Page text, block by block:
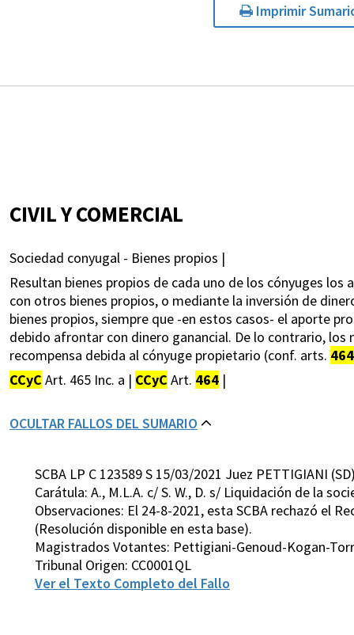
Imprimir
CIVIL Y COMERCIAL
Sociedad conyugal - Bienes propios |
Resultan bienes propios de cada uno de los cónyuges
con otros bienes propios, o mediante la inversión de
bienes propios, siempre que -en estos casos- el aporte
debido afrontar con dinero ganancial. De lo contrario, los
recompensa debida al cónyuge propietario (conf. arts. 464
CCyC Art. 465 Inc. a | CCyC Art. 464 |
OCULTAR FALLOS DEL SUMARIO
SCBA LP C 123589 S 15/03/2021 Juez PETTIGIANI
Carátula: A., M.L.A. c/ S. W., D. s/ Liquidación de la
Observaciones: El 24-8-2021, esta SCBA rechazó el
(Resolución disponible en esta base).
Magistrados Votantes: Pettigiani-Genoud-Kogan-
Tribunal Origen: CC0001QL
Ver el Texto Completo del Fallo